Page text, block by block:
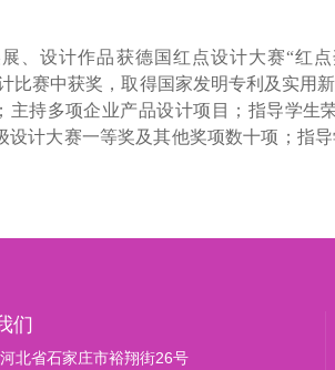
、设计作品获德国红点设计大赛“红点
比赛中获奖，取得国家发明专利及实用
持多项企业产品设计项目；指导学生
设计大赛一等奖及其他奖项数十项；指
们
北省石家庄市裕翔街26号